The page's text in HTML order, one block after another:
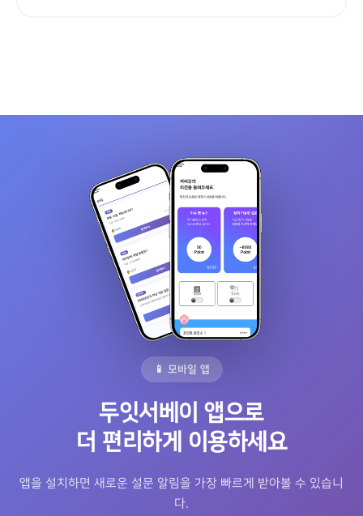
📱 모바일 앱
두잇서베이 앱으로
더 편리하게 이용하세요
앱을 설치하면 새로운 설문 알림을 가장 빠르게 받아볼 수 있습니
다.